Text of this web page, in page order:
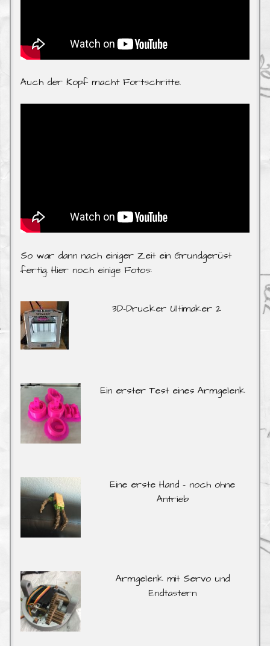
Auch der Kopf macht Fortschritte.
So war dann nach einiger Zeit ein Grundgerüst
fertig. Hier noch einige Fotos:
3D-Drucker Ultimaker 2
Ein erster Test eines Armgelenk
Eine erste Hand – noch ohne
Antrieb
Armgelenk mit Servo und
Endtastern